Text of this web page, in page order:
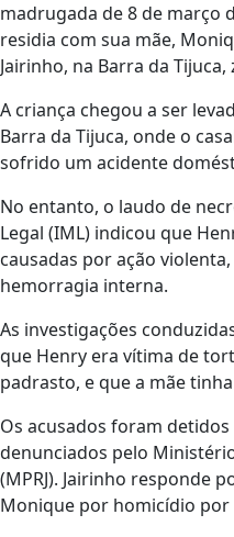
madrugada de 8 de março
residia com sua mãe,
Jairinho, na Barra da
A criança chegou a ser
Barra da Tijuca, onde o
sofrido um acidente
No entanto, o laudo de
Legal (IML) indicou que
causadas por ação
hemorragia interna.
As investigações
que Henry era vítima de
padrasto, e que a mãe
Os acusados foram
denunciados pelo
(MPRJ). Jairinho responde
Monique por homicídio